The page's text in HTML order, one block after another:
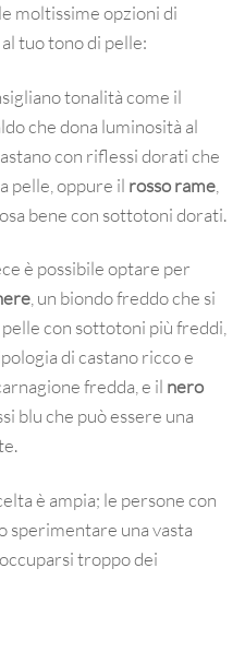
moltissime opzioni di
tuo tono di pelle:
tonalità come il
che dona luminosità al
con riflessi dorati che
pelle, oppure il rosso rame
bene con sottotoni dorati.
è possibile optare per
, un biondo freddo che si
con sottotoni più freddi,
di castano ricco e
fredda, e il nero
blu che può essere una
è ampia; le persone con
sperimentare una vasta
troppo dei